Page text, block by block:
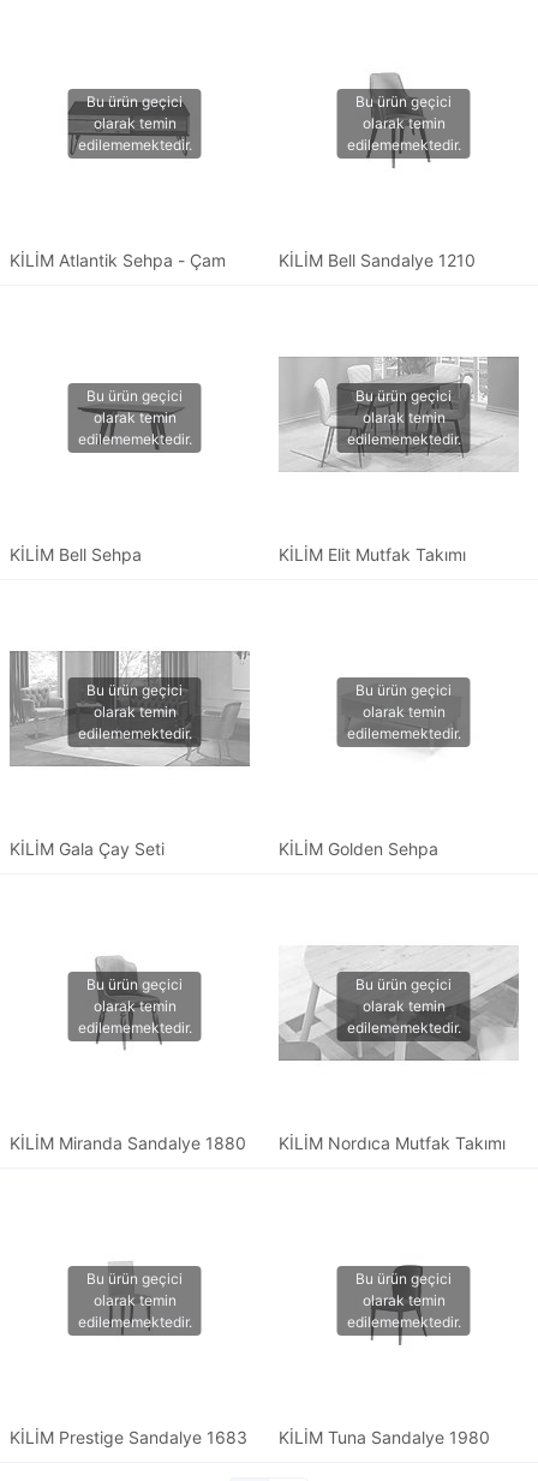
KİLİM Atlantik Sehpa - Çam KİLİM Bell Sandalye 1210
KİLİM Bell Sehpa KİLİM Elit Mutfak Takımı
KİLİM Gala Çay Seti KİLİM Golden Sehpa
KİLİM Miranda Sandalye 1880 KİLİM Nordıca Mutfak Takımı
KİLİM Prestige Sandalye 1683 KİLİM Tuna Sandalye 1980